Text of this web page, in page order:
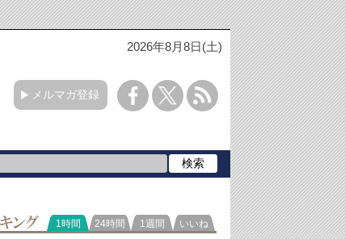
2026年8月8日(土)
メルマガ登録
ランキング
1時間 24時間 1週間 いいね